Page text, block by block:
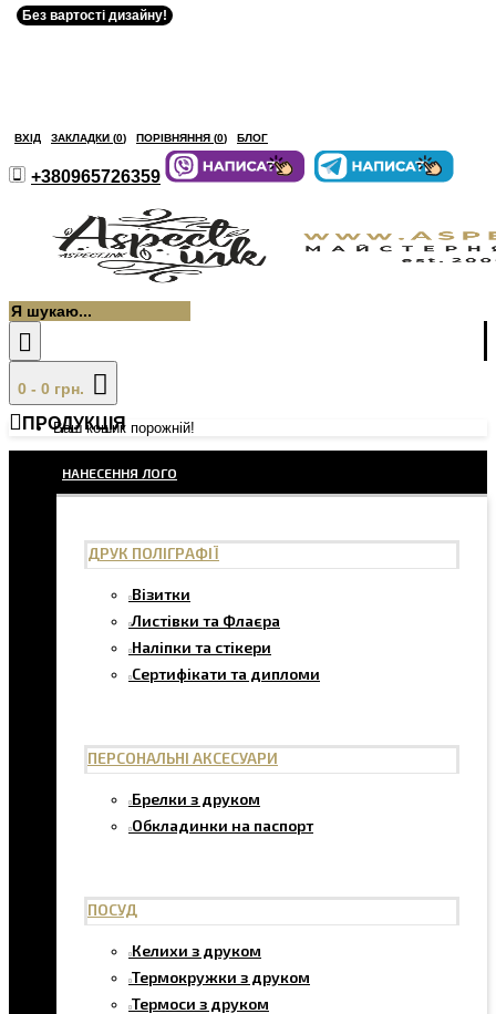
ВХІД ЗАКЛАДКИ (0) ПОРІВНЯННЯ (0) БЛОГ
+380965726359
0 - 0 грн.
Ваш кошик порожній!
ПРОДУКЦІЯ
НАНЕСЕННЯ ЛОГО
ДРУК ПОЛІГРАФІЇ
Візитки
Листівки та Флаєра
Наліпки та стікери
Сертифікати та дипломи
ПЕРСОНАЛЬНІ АКСЕСУАРИ
Брелки з друком
Обкладинки на паспорт
ПОСУД
Келихи з друком
Термокружки з друком
Термоси з друком
Без вартості дизайну!